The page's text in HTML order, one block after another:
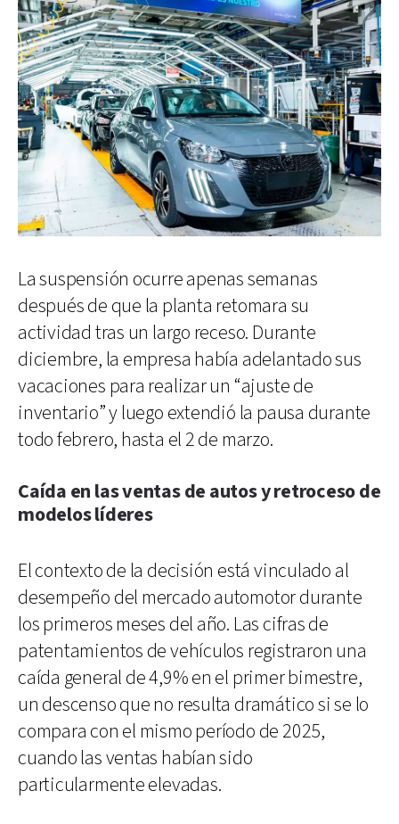
La suspensión ocurre apenas semanas
después de que la planta retomara su
actividad tras un largo receso. Durante
diciembre, la empresa había adelantado sus
vacaciones para realizar un “ajuste de
inventario” y luego extendió la pausa durante
todo febrero, hasta el 2 de marzo.
Caída en las ventas de autos y retroceso de
modelos líderes
El contexto de la decisión está vinculado al
desempeño del mercado automotor durante
los primeros meses del año. Las cifras de
patentamientos de vehículos registraron una
caída general de 4,9% en el primer bimestre,
un descenso que no resulta dramático si se lo
compara con el mismo período de 2025,
cuando las ventas habían sido
particularmente elevadas.